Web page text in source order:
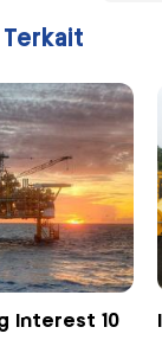
Interest 10